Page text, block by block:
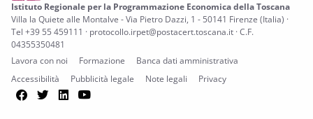
Istituto Regionale per la Programmazione Economica della Toscana
Villa la Quiete alle Montalve - Via Pietro Dazzi, 1 - 50141 Firenze (Italia) ·
Tel +39 55 459111 · protocollo.irpet@postacert.toscana.it · C.F.
04355350481
Lavora con noi
Formazione
Banca dati amministrativa
Accessibilità
Pubblicità legale Note legali Privacy
Facebook
TwitterLinkedIn